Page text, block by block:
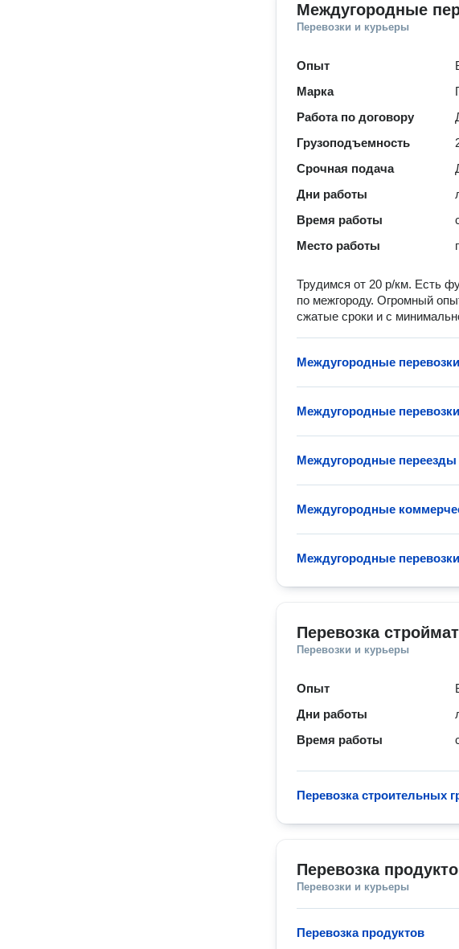
Междугородные
Перевозки и курьеры
Опыт
Марка
Работа по договору
Грузоподъемность
Срочная подача
Дни работы
Время работы
Место работы
Трудимся от 20 р/км. Есть
по межгороду. Огромный
сжатые сроки и с
Междугородные перевозки
Междугородные
Междугородные переезды
Междугородные
Междугородные
Перевозка
Перевозки и курьеры
Опыт
Дни работы
Время работы
Перевозка строительных
Перевозка
Перевозки и курьеры
Перевозка продуктов